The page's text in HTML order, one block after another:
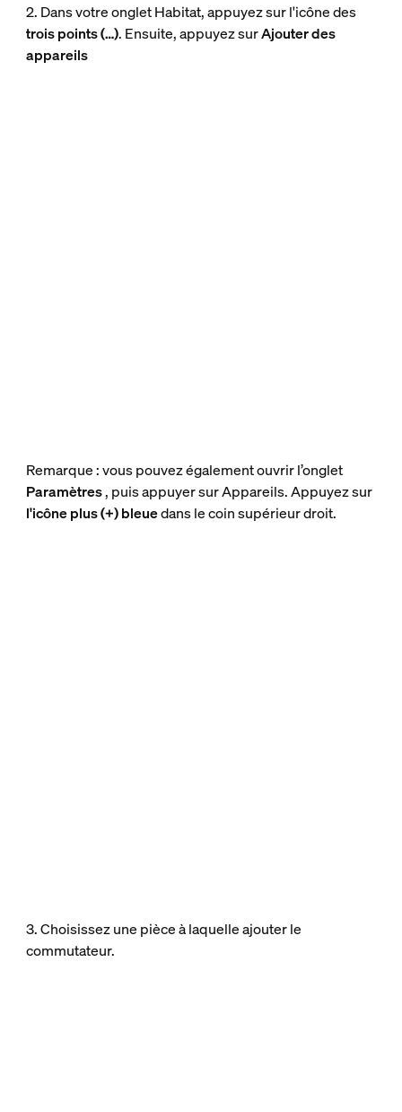
2. Dans votre onglet Habitat, appuyez sur l'icône des
trois points (…). Ensuite, appuyez surAjouter des
appareils
Remarque : vous pouvez également ouvrir l’onglet
Paramètres, puis appuyer sur Appareils. Appuyez sur
l'icône plus (+) bleuedans le coin supérieur droit.
3. Choisissez une pièce à laquelle ajouter le
commutateur.